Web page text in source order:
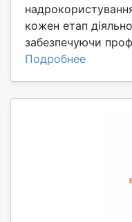
кожен етап
забезпечуючи
Подробнее